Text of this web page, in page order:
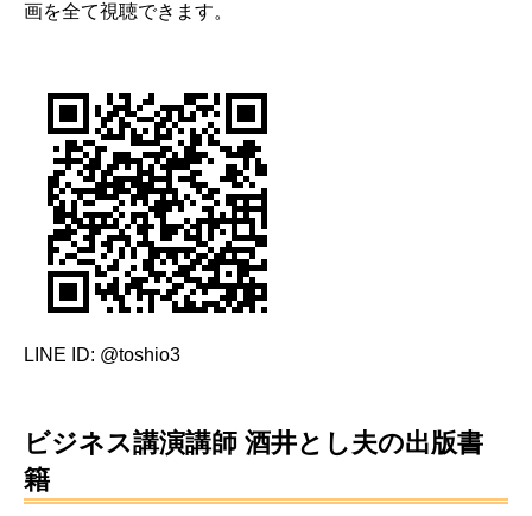
画を全て視聴できます。
LINE ID: @toshio3
ビジネス講演講師 酒井とし夫の出版書
籍